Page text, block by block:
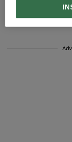
mechanisme